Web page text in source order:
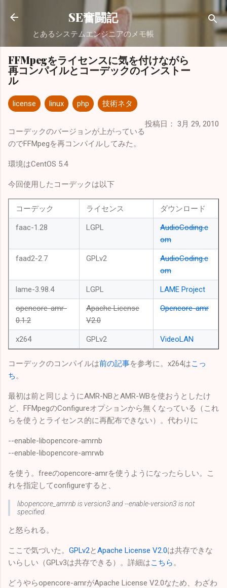
スキップしてメイン コンテンツに移動
SE奮闘記
とあるシステムエンジニアのメモ帳
FFMpegをライセンスに気を付けながら
再コンパイルとコーデックのインストー
ル
license linux php 技術ネタ
投稿日： 3月 29, 2010
コーデックのバージョンが上がっている
のでFFMpegを再コンパイルしてみた。
環境はCentOS 5.4
今回使用したコーデックは以下
コーデック ライセンス ダウンロード
faac-1.28 LGPL
AudioCoding.c
om
faad2-2.7 GPLv2
AudioCoding.c
om
lame-3.98.4 LGPL LAME Project
opencore-amr-
0.1.2
Apache License
V2.0
Opencore-amr
x264 GPLv2 VideoLAN
コーデックのコンパイルは前の記事を参考に。x264はこっ
ち 。
最初は前と同じようにAMR-NBとAMR-WBを使おうとしたけ
ど、FFMpegのConfigureオプションから無くなっている（これ
らを使うとライセンス的に再配布できない）。代わりに
--enable-libopencore-amrnb
--enable-libopencore-amrwb
を使う。freeのopencore-amrを使うようになったらしい。こ
れを指定してconfigureすると、
libopencore_amrnb is version3 and --enable-version3 is not
specified.
と怒られる。
ここで気づいた。 GPLv2とApache License V2.0は共存できな
いらしい（GPLv3は共存できる）。詳細はこちら 。
どうやらopencore-amrがApache License V2.0なため、わざわ